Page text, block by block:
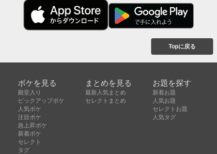
Topに戻る
ボケを見る
殿堂入り
ピックアップボケ
人気ボケ
注目ボケ
急上昇ボケ
新着ボケ
セレクト
タグ
まとめを見る
最新人気まとめ
セレクトまとめ
お題を探す
新着お題
人気お題
セレクトお題
人気タグ